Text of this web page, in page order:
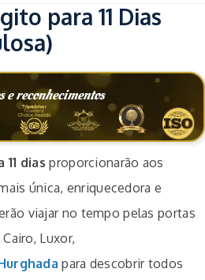
para 11 Dias
e reconhecimentos
dias proporcionarão aos
única, enriquecedora e
viajar no tempo pelas portas
Luxor,
para descobrir todos